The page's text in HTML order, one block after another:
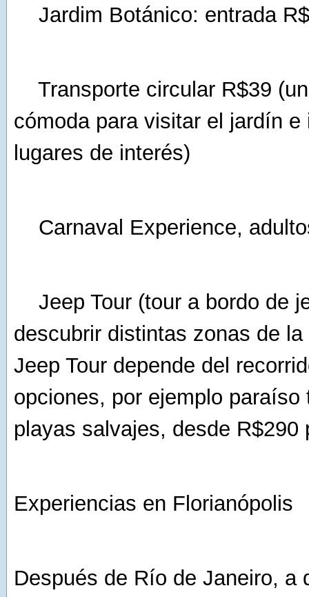
Jardim Botánico: entrada
Transporte circular R$39
cómoda para visitar el jardín e
lugares de interés)
Carnaval Experience,
Jeep Tour (tour a bordo de
descubrir distintas zonas de
Jeep Tour depende del
opciones, por ejemplo paraíso
playas salvajes, desde
Experiencias en Florianópolis
Después de Río de Janeiro, a